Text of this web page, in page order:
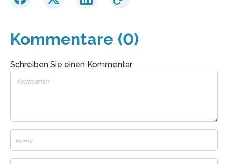
Kommentare (0)
Schreiben Sie einen Kommentar